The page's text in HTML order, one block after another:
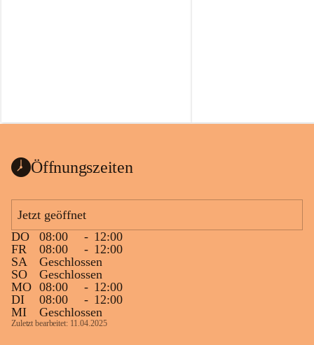
Öffnungszeiten
Jetzt geöffnet
DO
08:00 - 12:00
FR
08:00 - 12:00
SA
Geschlossen
SO
Geschlossen
MO 08:00 - 12:00
DI
08:00 - 12:00
MI
Geschlossen
Zuletzt bearbeitet: 11.04.2025